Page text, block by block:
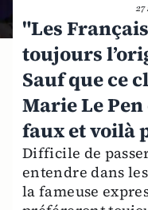
"Les
toujours
Sauf que ce
Marie Le
faux et voilà
Difficile de
entendre dans
la fameuse